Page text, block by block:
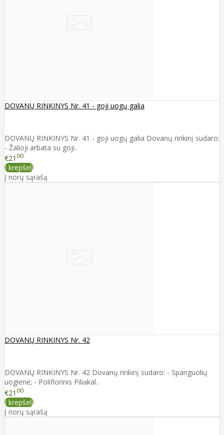
DOVANŲ RINKINYS Nr. 41 - goji uogų galia
DOVANŲ RINKINYS Nr. 41 - goji uogų galia Dovanų rinkinį sudaro:
- Žalioji arbata su goji..
€21 00
Į krepšelį
Į norų sąrašą
DOVANŲ RINKINYS Nr. 42
DOVANŲ RINKINYS Nr. 42 Dovanų rinkinį sudaro: - Spanguolių
uogienė; - Poliflorinis Piliakal..
€21 00
Į krepšelį
Į norų sąrašą